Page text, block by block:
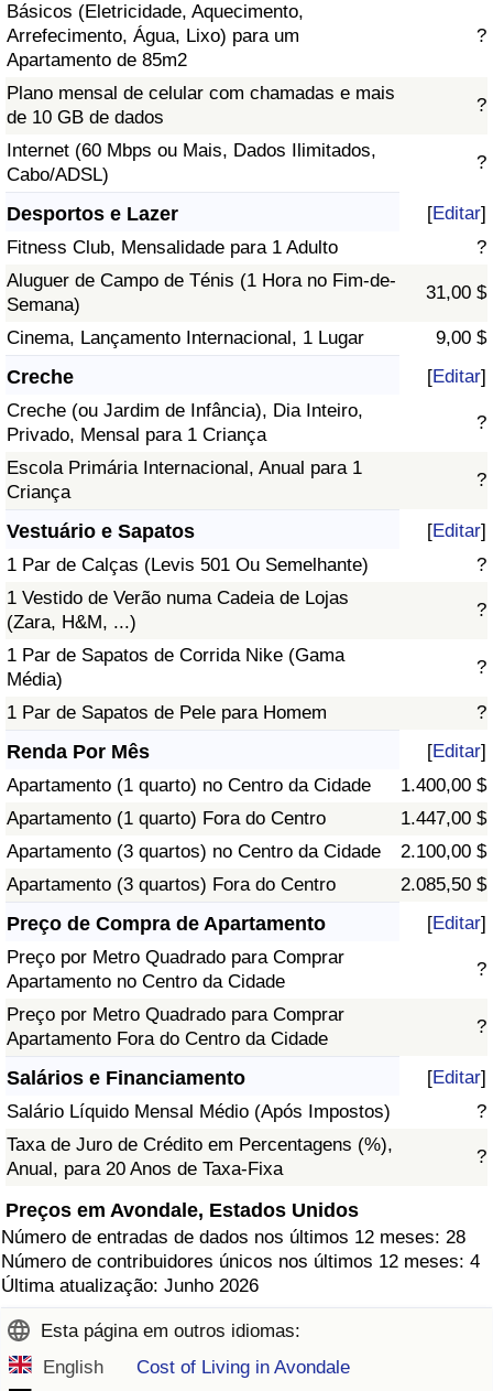
Básicos (Eletricidade, Aquecimento,
Arrefecimento, Água, Lixo) para um
Apartamento de 85m2
?
Plano mensal de celular com chamadas e mais
de 10 GB de dados
?
Internet (60 Mbps ou Mais, Dados Ilimitados,
Cabo/ADSL)
?
Desportos e Lazer [Editar]
Fitness Club, Mensalidade para 1 Adulto
?
Aluguer de Campo de Ténis (1 Hora no Fim-de-
Semana)
31,00 $
Cinema, Lançamento Internacional, 1 Lugar 9,00 $
Creche [Editar]
Creche (ou Jardim de Infância), Dia Inteiro,
Privado, Mensal para 1 Criança
?
Escola Primária Internacional, Anual para 1
Criança
?
Vestuário e Sapatos [Editar]
1 Par de Calças (Levis 501 Ou Semelhante)
?
1 Vestido de Verão numa Cadeia de Lojas
(Zara, H&M, ...)
?
1 Par de Sapatos de Corrida Nike (Gama
Média)
?
1 Par de Sapatos de Pele para Homem ?
Renda Por Mês [Editar]
Apartamento (1 quarto) no Centro da Cidade
1.400,00 $
Apartamento (1 quarto) Fora do Centro
1.447,00 $
Apartamento (3 quartos) no Centro da Cidade
2.100,00 $
Apartamento (3 quartos) Fora do Centro
2.085,50 $
Preço de Compra de Apartamento [Editar]
Preço por Metro Quadrado para Comprar
Apartamento no Centro da Cidade
?
Preço por Metro Quadrado para Comprar
Apartamento Fora do Centro da Cidade
?
Salários e Financiamento [Editar]
Salário Líquido Mensal Médio (Após Impostos)
?
Taxa de Juro de Crédito em Percentagens (%),
Anual, para 20 Anos de Taxa-Fixa
?
Preços em Avondale, Estados Unidos
Número de entradas de dados nos últimos 12 meses: 28
Número de contribuidores únicos nos últimos 12 meses: 4
Última atualização: Junho 2026
Esta página em outros idiomas:
English
Cost of Living in Avondale